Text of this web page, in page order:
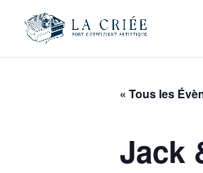
« Tous les
Jack